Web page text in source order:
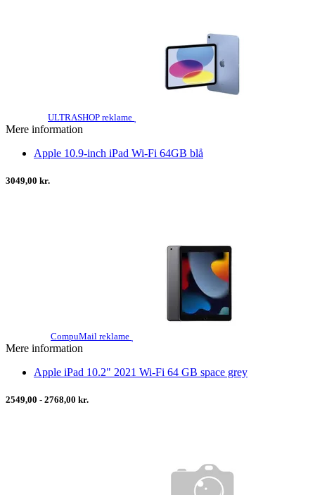
ULTRASHOP reklame
Mere information
Apple 10.9-inch iPad Wi-Fi 64GB blå
3049,00 kr.
CompuMail reklame
Mere information
Apple iPad 10.2" 2021 Wi-Fi 64 GB space grey
2549,00 - 2768,00 kr.